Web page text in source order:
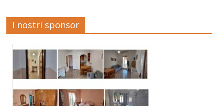
I nostri sponsor